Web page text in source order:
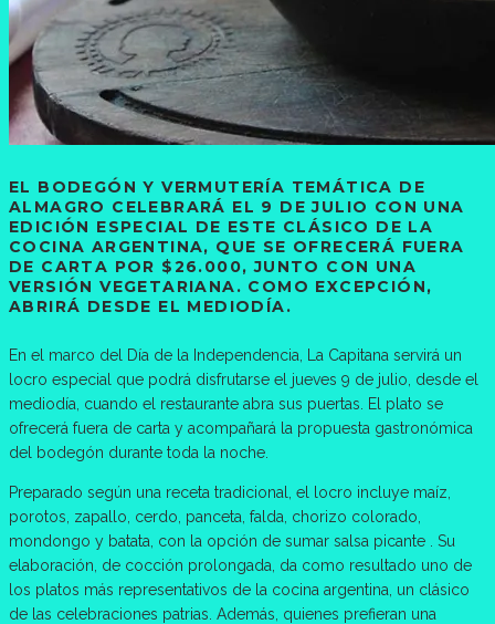
EL BODEGÓN Y VERMUTERÍA TEMÁTICA DE
ALMAGRO CELEBRARÁ EL 9 DE JULIO CON UNA
EDICIÓN ESPECIAL DE ESTE CLÁSICO DE LA
COCINA ARGENTINA, QUE SE OFRECERÁ FUERA
DE CARTA POR $26.000, JUNTO CON UNA
VERSIÓN VEGETARIANA. COMO EXCEPCIÓN,
ABRIRÁ DESDE EL MEDIODÍA.
En el marco del Día de la Independencia, La Capitana servirá un
locro especial que podrá disfrutarse el jueves 9 de julio, desde el
mediodía, cuando el restaurante abra sus puertas. El plato se
ofrecerá fuera de carta y acompañará la propuesta gastronómica
del bodegón durante toda la noche.
Preparado según una receta tradicional, el locro incluye maíz,
porotos, zapallo, cerdo, panceta, falda, chorizo colorado,
mondongo y batata, con la opción de sumar salsa picante . Su
elaboración, de cocción prolongada, da como resultado uno de
los platos más representativos de la cocina argentina, un clásico
de las celebraciones patrias. Además, quienes prefieran una